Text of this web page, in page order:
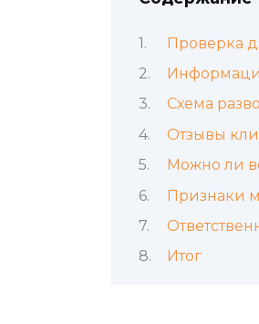
Проверка
Схема
Отзывы
Можно ли
Признаки
Итог